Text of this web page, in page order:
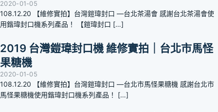
2020-01-05
108.12.20 【維修實拍】台灣鎧瑋封口 —台北茶湯會 感謝台北茶湯會使
用鍇瑋封口機系列產品！ 【鎧瑋封口 […]
2019 台灣鎧瑋封口機 維修實拍｜台北市馬怪
果糖機
2020-01-05
108.12.20 【維修實拍】台灣鎧瑋封口 —台北市馬怪果糖機 感謝台北市
馬怪果糖機使用鍇瑋封口機系列產品！ […]